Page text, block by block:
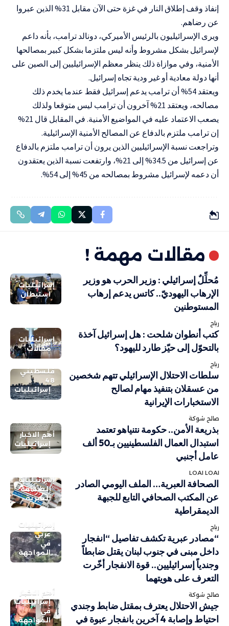
إنفاذ وقف إطلاق النار في غزة حتى الآن مقابل 31% الذين عبروا
عن رضاهم.
ويرى الإسرائيليون بالرئيس الأميركي، دونالد ترامب، بأنه داعم
لإسرائيل بشكل مشروط وأنه ليس ملتزما بشكل كبير بمصالحها
الأمنية، وفي موازاة ذلك ينظر معظم الإسرائيليين إلى الصين على
أنها دولة معادية أو غير ودية تجاه إسرائيل.
ويعتقد 54% أن ترامب يدعم إسرائيل فقط عندما يخدم ذلك
مصالحه، ويعتقد 21% آخرون أن ترامب ليس متوقعا ولذلك
يصعب الاعتماد عليه في المواضيع الأمنية. في المقابل قال 21%
إن ترامب ملتزم بالدفاع عن المصالح الأمنية الإسرائيلية.
وتراجعت نسبة الإسرائيليين الذين يرون أن ترامب ملتزم بالدفاع
عن إسرائيل من 34.5% إلى 21%، وارتفعت نسبة الذين يعتقدون
أن دعمه لإسرائيل مشروط بمصالحه من 45% إلى 54%.
مقالات مهمة !
إسرائيليات
استيطان
مُحلِّلٌ إسرائيلي : وزير الحرب هو وزير
الإرهاب اليهوديّ.. كاتس يدعم إرهاب
المستوطنين
رباح
إسرائيليات
مقالات
كتب أنطوان شلحت : هل إسرائيل آخذة
بالتحوّل إلى حيّز طارد لليهود؟
رباح
فلسطيني
48
إسرائيليات
سلطات الاحتلال الإسرائيلي تتهم شخصين
من عسقلان بتنفيذ مهام لصالح
الاستخبارات الإيرانية
صالح شوكة
أهم الاخبار
إسرائيليات
بذريعة الأمن.. حكومة نتنياهو تعتمد
استبدال العمال الفلسطينيين بـ50 ألف
عامل أجنبي
LOAI LOAI
إسرائيليات
الصحافة
العبرية
الصحافة العبرية… الملف اليومي الصادر
عن المكتب الصحافي التابع للجبهة
الديمقراطية
رباح
إسرائيليات
عربي
في
المواجهة
“مصادر عبرية تكشف تفاصيل “انفجار
داخل مبنى في جنوب لبنان يقتل ضابطاً
وجندياً إسرائيليين.. قوة الانفجار أخّرت
التعرف على هويتهما
صالح شوكة
أهم الاخبار
إسرائيليات
في
المواجهة
جيش الاحتلال يعترف بمقتل ضابط وجندي
احتياط وإصابة 4 آخرين بانفجار عبوة في